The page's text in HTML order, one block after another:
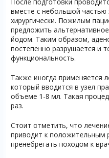
вместе с небольшой частью
хирургически. Пожилым
предложить
йодом. Таким образом,
постепенно разрушается и
функциональность.
Также иногда применяется
который вводится в узел
объеме 1-8 мл. Такая
раз.
Стоит отметить, что
приводит к положительным
пренебрегать походом к